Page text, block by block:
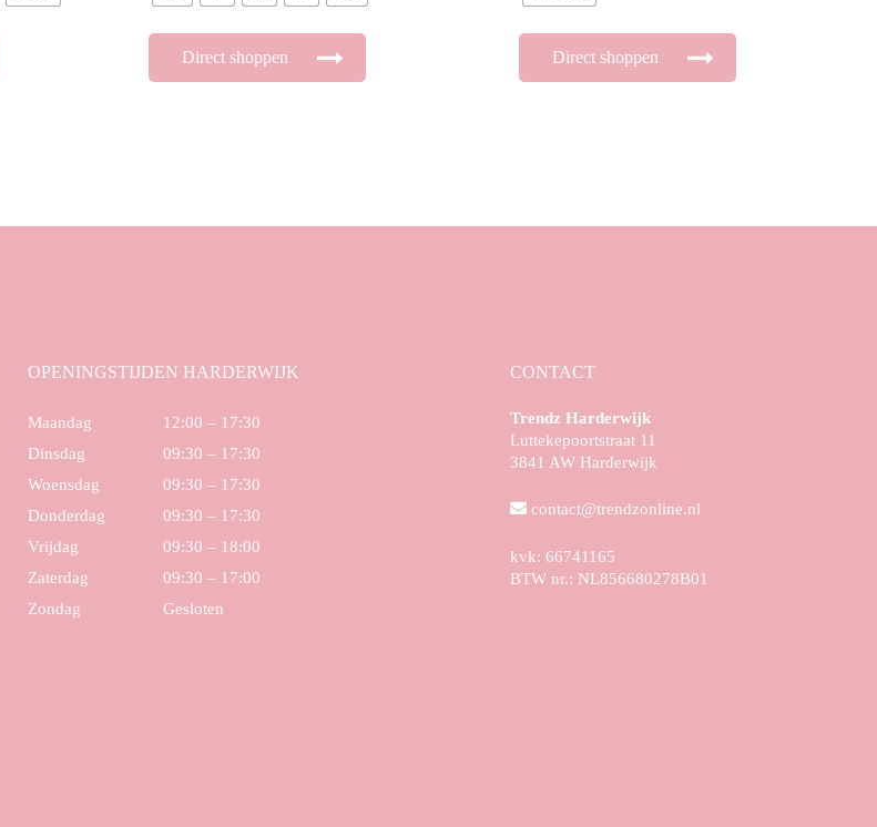
Direct shoppen Direct shoppen
OPENINGSTIJDEN HARDERWIJK
Maandag
12:00 – 17:30
Dinsdag
09:30 – 17:30
Woensdag
09:30 – 17:30
Donderdag
09:30 – 17:30
Vrijdag
09:30 – 18:00
Zaterdag
09:30 – 17:00
Zondag
Gesloten
CONTACT
Trendz Harderwijk
Luttekepoortstraat 11
3841 AW Harderwijk
contact@trendzonline.nl
kvk: 66741165
BTW nr.: NL856680278B01